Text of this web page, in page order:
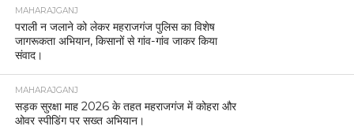
MAHARAJGANJ
पराली न जलाने को लेकर महराजगंज पुलिस का विशेष
जागरूकता अभियान, किसानों से गांव-गांव जाकर किया
संवाद।
MAHARAJGANJ
सड़क सुरक्षा माह 2026 के तहत महराजगंज में कोहरा और
ओवर स्पीडिंग पर सख्त अभियान।